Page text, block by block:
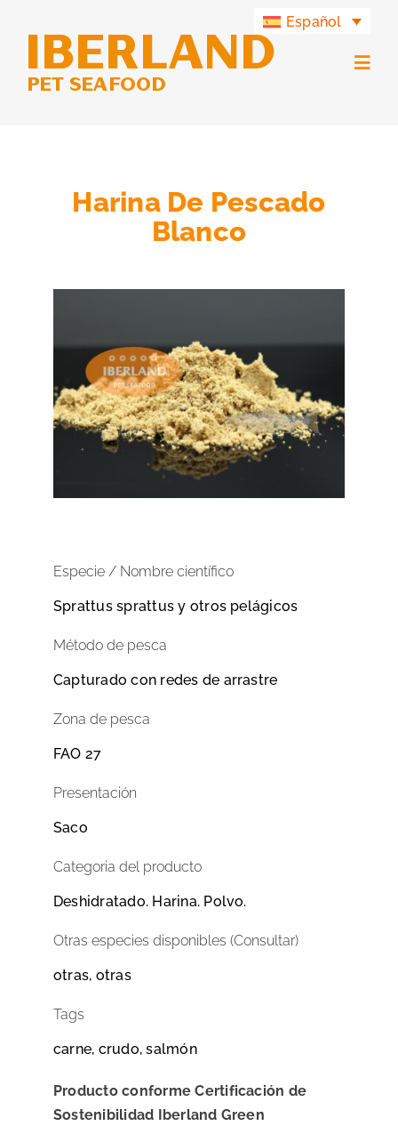
contenido
Español
Grupo Iberland
Harina De Pescado
Blanco
Especie / Nombre científico
Sprattus sprattus y otros pelágicos
Método de pesca
Capturado con redes de arrastre
Zona de pesca
FAO 27
Presentación
Saco
Categoria del producto
Deshidratado. Harina. Polvo.
Otras especies disponibles (Consultar)
otras, otras
Tags
carne, crudo, salmón
Producto conforme Certificación de
Sostenibilidad Iberland Green